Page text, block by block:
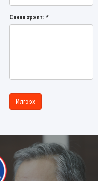
Санал хүсэлт:*